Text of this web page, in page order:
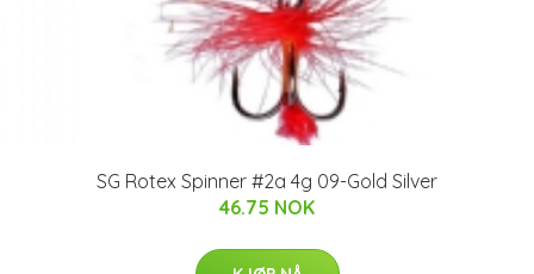
SG Rotex Spinner #2a 4g 09-Gold Silver
46.75 NOK